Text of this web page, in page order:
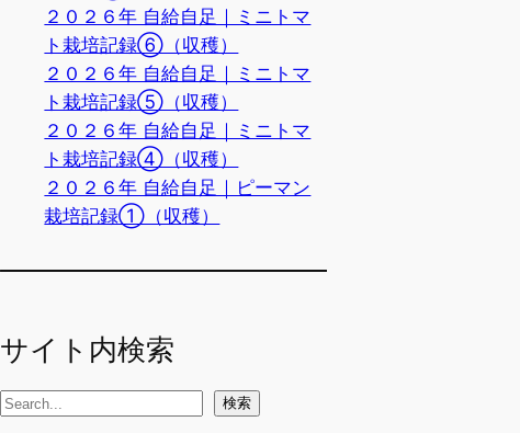
２０２６年 自給自足｜ミニトマ
ト栽培記録⑥（収穫）
２０２６年 自給自足｜ミニトマ
ト栽培記録⑤（収穫）
２０２６年 自給自足｜ミニトマ
ト栽培記録④（収穫）
２０２６年 自給自足｜ピーマン
栽培記録①（収穫）
サイト内検索
検
検索